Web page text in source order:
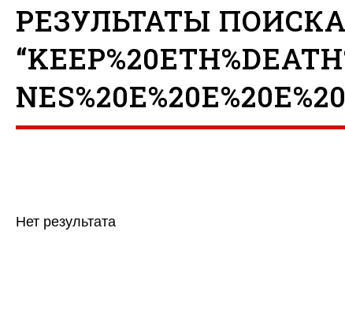
РЕЗУЛЬТАТЫ
Нет результата